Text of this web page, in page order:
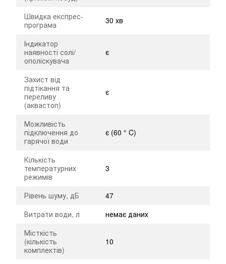
Швидка експрес-
програма
30 хв
Індикатор
наявності солі/
ополіскувача
є
Захист від
підтікання та
переливу
(аквастоп)
є
Можливість
підключення до
гарячої води
є (60 ° C)
Кількість
температурних
режимів
3
Рівень шуму, дБ
47
Витрати води, л
немає даних
Місткість
(кількість
комплектів)
10